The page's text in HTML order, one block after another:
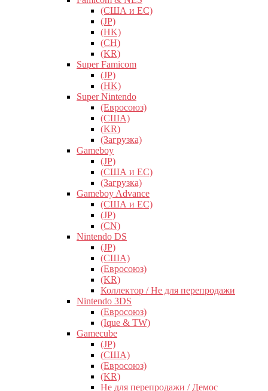
(США и ЕС)
(JP)
(HK)
(CH)
(KR)
Super Famicom
(JP)
(HK)
Super Nintendo
(Евросоюз)
(США)
(KR)
(Загрузка)
Gameboy
(JP)
(США и ЕС)
(Загрузка)
Gameboy Advance
(США и ЕС)
(JP)
(CN)
Nintendo DS
(JP)
(США)
(Евросоюз)
(KR)
Коллектор / Не для перепродажи
Nintendo 3DS
(Евросоюз)
(Ique & TW)
Gamecube
(JP)
(США)
(Евросоюз)
(KR)
Не для перепродажи / Демос